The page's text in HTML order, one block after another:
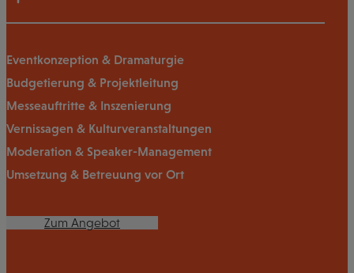
Eventkonzeption & Dramaturgie
Budgetierung & Projektleitung
Messeauftritte & Inszenierung
Vernissagen & Kulturveranstaltungen
Moderation & Speaker-Management
Umsetzung & Betreuung vor Ort
Zum Angebot